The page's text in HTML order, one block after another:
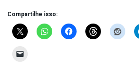
Compartilhe isso: